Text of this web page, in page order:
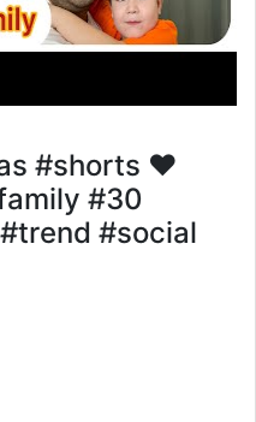
#shorts ❤️
#30
#social